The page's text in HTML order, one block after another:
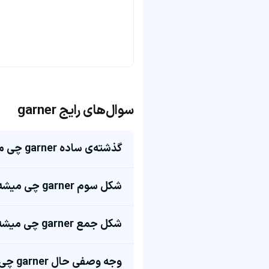
سوال‌های رایج garner
گذشته‌ی ساده garner چی میشه؟
شکل سوم garner چی میشه؟
شکل جمع garner چی میشه؟
وجه وصفی حال garner چی میشه؟